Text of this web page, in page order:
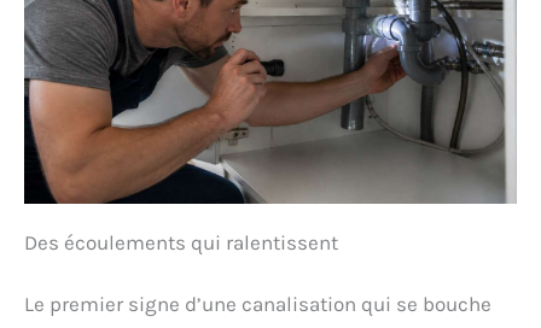
Des écoulements qui ralentissent
Le premier signe d’une canalisation qui se bouche